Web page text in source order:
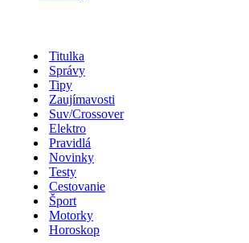
Titulka
Správy
Tipy
Zaujímavosti
Suv/Crossover
Elektro
Pravidlá
Novinky
Testy
Cestovanie
Šport
Motorky
Horoskop